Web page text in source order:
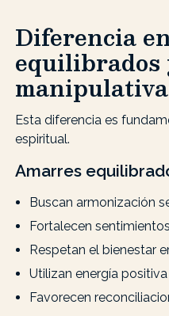
Diferencia
Esta diferencia es
espiritual.
Amarres
Buscan armonización
Fortalecen
Respetan el bienestar
Utilizan energía positiva
Favorecen